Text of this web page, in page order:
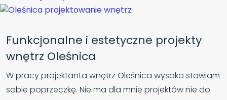
Funkcjonalne i estetyczne projekty
wnętrz Oleśnica
W pracy projektanta wnętrz Oleśnica wysoko stawiam
sobie poprzeczkę. Nie ma dla mnie projektów nie do